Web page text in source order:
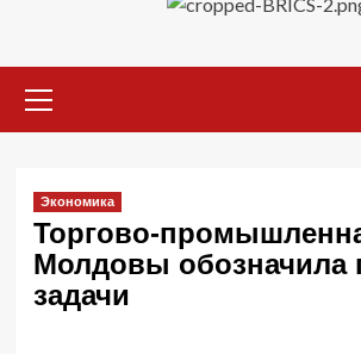
меню
Экономика
Торгово-
Молдовы обозначила
задачи